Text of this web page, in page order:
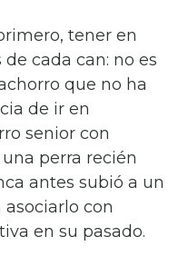
tener en
cada can: no es
que no ha
de ir en
senior con
perra recién
antes subió a un
con
en su pasado.